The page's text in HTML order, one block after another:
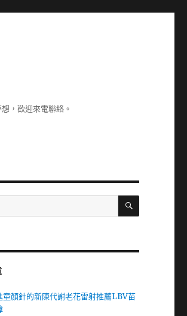
，歡迎來電聯絡。
搜
童顏針的新陳代謝老花雷射推薦LBV苗